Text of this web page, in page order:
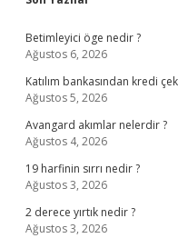
Sidebar
Betimleyici öge nedir ?
Ağustos 6, 2026
Katılım bankasından kredi
Ağustos 5, 2026
Avangard akımlar nelerdir ?
Ağustos 4, 2026
19 harfinin sırrı nedir ?
Ağustos 3, 2026
2 derece yırtık nedir ?
Ağustos 3, 2026